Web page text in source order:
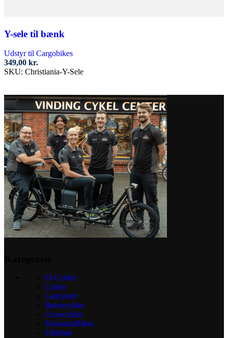
Y-sele til bænk
Udstyr til Cargobikes
349,00 kr.
SKU: Christiania-Y-Sele
El-Cykler
Cykler
Ladcykler
Børnecykler
Crosscykler
MountainBikes
Tilbehør